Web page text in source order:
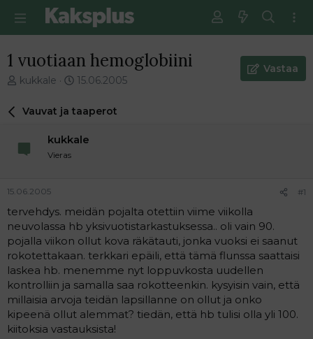
1 vuotiaan hemoglobiini
V
e
i
t
u
n
a
l
o
t
t
a
j
kukkale
E
s
m
m
n
v
e
s
i
15.06.2005
Vastaa
Vauvat ja taaperot
kukkale
Vieras
15.06.2005 #1
tervehdys. meidän pojalta otettiin viime viikolla
neuvolassa hb yksivuotistarkastuksessa.. oli vain 90.
pojalla viikon ollut kova räkätauti, jonka vuoksi ei saanut
rokotettakaan. terkkari epäili, että tämä flunssa saattaisi
laskea hb. menemme nyt loppuvkosta uudellen
kontrolliin ja samalla saa rokotteenkin. kysyisin vain, että
millaisia arvoja teidän lapsillanne on ollut ja onko
kipeenä ollut alemmat? tiedän, että hb tulisi olla yli 100.
kiitoksia vastauksista!